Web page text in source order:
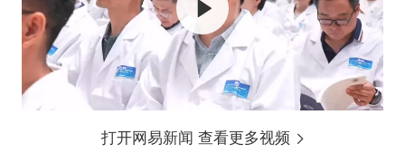
打开网易新闻 查看更多视频